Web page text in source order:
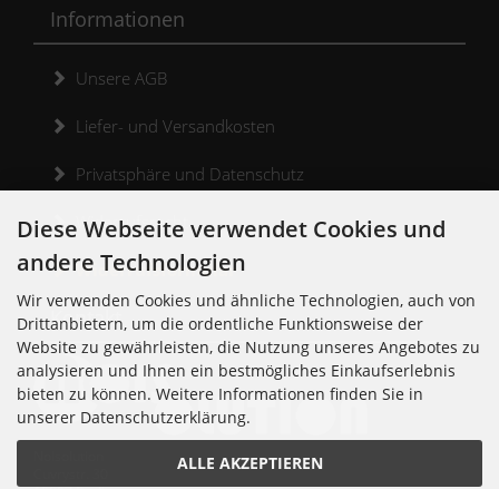
Informationen
Unsere AGB
Liefer- und Versandkosten
Privatsphäre und Datenschutz
Widerrufsrecht
Widerrufsformular
Kontakt
Diese Webseite verwendet Cookies und
andere Technologien
Wir verwenden Cookies und ähnliche Technologien, auch von
Drittanbietern, um die ordentliche Funktionsweise der
Website zu gewährleisten, die Nutzung unseres Angebotes zu
analysieren und Ihnen ein bestmögliches Einkaufserlebnis
bieten zu können. Weitere Informationen finden Sie in
unserer Datenschutzerklärung.
ALLE AKZEPTIEREN